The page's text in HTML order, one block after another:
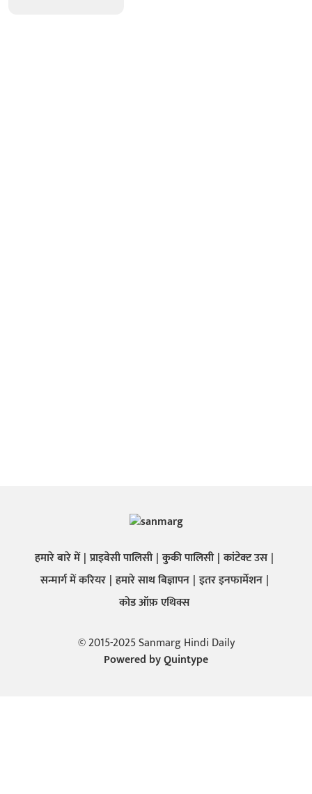
हमारे बारे में प्राइवेसी पालिसी कुकी पालिसी कांटेक्ट उस
सन्मार्ग में करियर हमारे साथ बिज्ञापन इतर इनफार्मेशन
कोड ऑफ़ एथिक्स
© 2015-2025 Sanmarg Hindi Daily
Powered byQuintype